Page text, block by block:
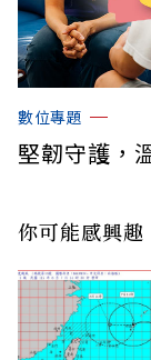
數位專題
堅韌守護，
你可能感興趣